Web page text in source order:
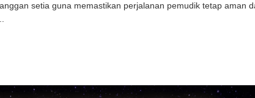
setia guna memastikan perjalanan pemudik tetap aman